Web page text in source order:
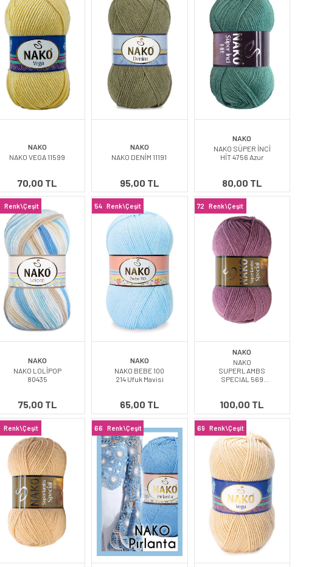
NAKO
NAKO VEGA 11599
70,00 TL
NAKO
NAKO DENİM 11191
95,00 TL
NAKO
NAKO SÜPER İNCİ
HİT 4756 Azur
80,00 TL
Renk\Çeşit
NAKO
NAKO LOLİPOP
80435
75,00 TL
54 Renk\Çeşit
NAKO
NAKO BEBE 100
214 Ufuk Mavisi
65,00 TL
72 Renk\Çeşit
NAKO
NAKO
SUPERLAMBS
SPECIAL 569
100,00 TL
Renk\Çeşit 66 Renk\Çeşit 69 Renk\Çeşit